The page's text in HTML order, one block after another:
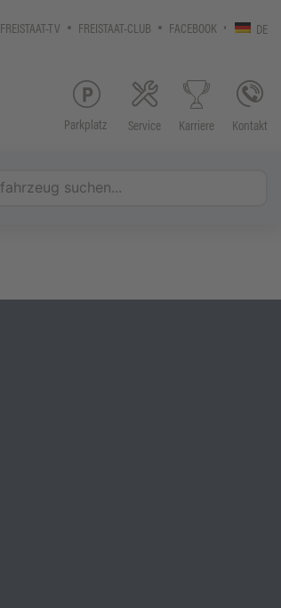
FREISTAAT-TV FREISTAAT-CLUB FACEBOOK DE
Parkplatz Service Karriere Kontakt